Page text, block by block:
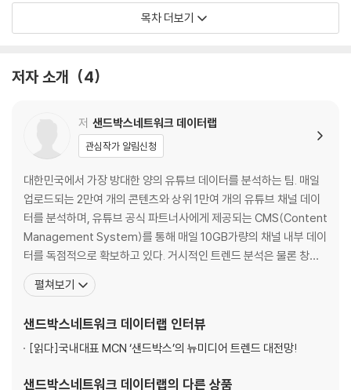
돈과 경제, 세상의 흐름을 읽다
알아두면 쓸모 있는 다양한 잡학 상식
보기만 해도 눈과 귀가 즐거워지는 시간
PART 2_ 변화하는 콘텐츠 미디어,
그 속 숨어 있는 니즈와 맥락을 읽다
01 콘텐츠 세상의 새로운 물결, 크리에이터 빅웨이브
_크리에이터에 의한, 크리에이터를 위한 세계
크리에이터 빅웨이브가 시작되다
세상을 변화시키는 크리에이터의 영향력
플랫폼 경쟁의 최전선, 크리에이터의 마음을 사로잡아라
크리에이터 빅웨이브에 어떻게 올라탈 것인가
_화려한 가짜는 그만, 극사실주의가 뜬다
목차 더보기
저자 소개 4
저 샌드박스네트워크 데이터랩
관심작가 알림신청
대한민국에서 가장 방대한 양의 유튜브 데이터를 분석하는 팀. 매일
업로드되는 2만여 개의 콘텐츠와 상위 1만여 개의 유튜브 채널 데이
터를 분석하며, 유튜브 공식 파트너사에게 제공되는 CMS(Content
Management System)를 통해 매일 10GB가량의 채널 내부 데이
터를 독점적으로 확보하고 있다. 거시적인 트렌드 분석은 물론 창작
자들의 고충 해결을 위해 세밀한 인사이트를 도출하고 있다. 그 밖에
도 자체 솔루션을 개발하여 운영 중이며, 유튜브 컨설팅이 필요한 외
석 노하우를 바탕으로 쓴 이 책에, 가장
펼쳐보기
샌드박스네트워크 데이터랩 인터뷰
[읽다]국내대표 MCN ‘샌드박스’의 뉴미디어 트렌드 대전망!
샌드박스네트워크 데이터랩의 다른 상품